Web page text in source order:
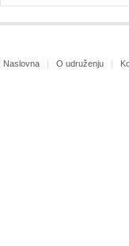
Naslovna O udruženju